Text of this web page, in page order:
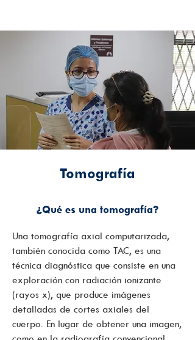
Tomografía
¿Qué es una tomografía?
Una tomografía axial computarizada,
también conocida como TAC, es una
técnica diagnóstica que consiste en una
exploración con radiación ionizante
(rayos x), que produce imágenes
detalladas de cortes axiales del
cuerpo. En lugar de obtener una imagen,